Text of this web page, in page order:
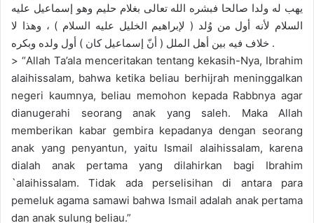
يهب له ولدا صالحا فبشره الله تعالى بغلام حليم وهو إسماعيل عليه
السلام لأنه أول من وُلد ( لإبراهيم الخليل عليه السلام ) ، وهذا لا
خلاف فيه بين أهل الملل ( أنّ إسماعيل كان ) أول ولده وبكره .
> “Allah Ta’ala menceritakan tentang kekasih-Nya, Ibrahim
alaihissalam, bahwa ketika beliau berhijrah meninggalkan
negeri kaumnya, beliau memohon kepada Rabbnya agar
dianugerahi seorang anak yang saleh. Maka Allah
memberikan kabar gembira kepadanya dengan seorang
anak yang penyantun, yaitu Ismail alaihissalam, karena
dialah anak pertama yang dilahirkan bagi Ibrahim
`alaihissalam. Tidak ada perselisihan di antara para
pemeluk agama samawi bahwa Ismail adalah anak pertama
dan anak sulung beliau.”